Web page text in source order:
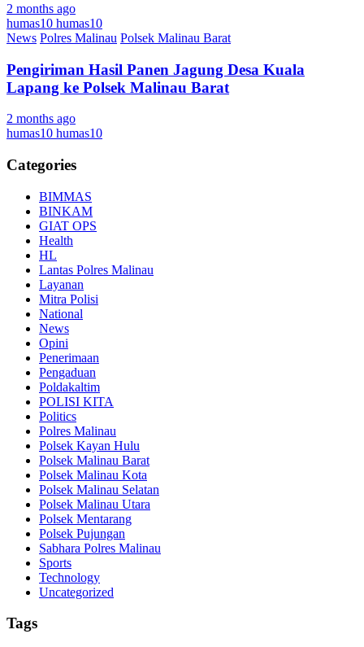
2 months ago
humas10 humas10
News Polres Malinau Polsek Malinau Barat
Pengiriman Hasil Panen Jagung Desa Kuala
Lapang ke Polsek Malinau Barat
2 months ago
humas10 humas10
Categories
BIMMAS
BINKAM
GIAT OPS
Health
HL
Lantas Polres Malinau
Layanan
Mitra Polisi
National
News
Opini
Penerimaan
Pengaduan
Poldakaltim
POLISI KITA
Politics
Polres Malinau
Polsek Kayan Hulu
Polsek Malinau Barat
Polsek Malinau Kota
Polsek Malinau Selatan
Polsek Malinau Utara
Polsek Mentarang
Polsek Pujungan
Sabhara Polres Malinau
Sports
Technology
Uncategorized
Tags